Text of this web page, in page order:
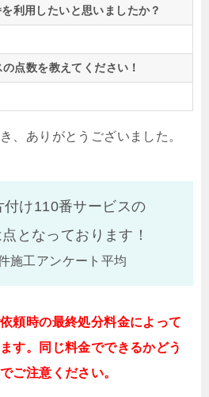
利用したいと思いましたか？
点数を教えてください！
、ありがとうございました。
付け110番サービスの
点となっております！
施工アンケート平均
頼時の最終処分料金によって
す。同じ料金でできるかどう
ご注意ください。